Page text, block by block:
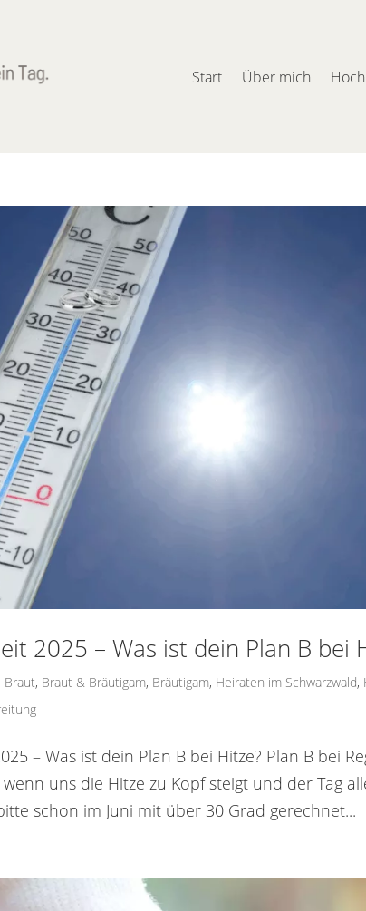
Start Über mich
2025 – Was ist dein Plan B bei
Braut, Braut & Bräutigam, Bräutigam, Heiraten im Schwarzwald,
– Was ist dein Plan B bei Hitze? Plan B bei
uns die Hitze zu Kopf steigt und der Tag
schon im Juni mit über 30 Grad gerechnet...